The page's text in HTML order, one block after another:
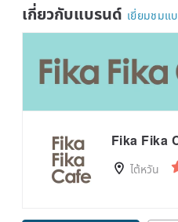
เกี่ยวกับแบรนด์ เยี่ยมชมแ
Fika Fika
ไต้หวัน